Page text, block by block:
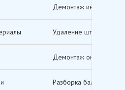
Демонтаж инженерных
Удаление штукатурки,
Демонтаж оконных и
Разборка балконов и